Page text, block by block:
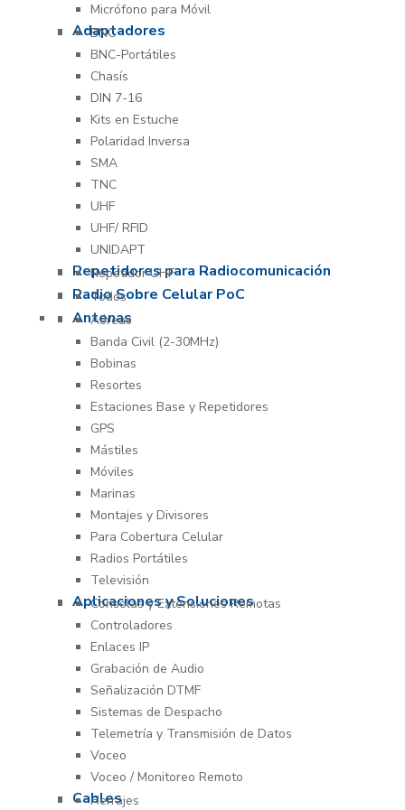
Micrófono para Móvil
Adaptadores
BNC
BNC-Portátiles
Chasís
DIN 7-16
Kits en Estuche
Polaridad Inversa
SMA
TNC
UHF
UHF/ RFID
UNIDAPT
Repetidores para Radiocomunicación
Repetidor UHF
Radio Sobre Celular PoC
Todos
Antenas
Aéreas
Banda Civil (2-30MHz)
Bobinas
Resortes
Estaciones Base y Repetidores
GPS
Mástiles
Móviles
Marinas
Montajes y Divisores
Para Cobertura Celular
Radios Portátiles
Televisión
Aplicaciones y Soluciones
Consolas y Extensiones Remotas
Controladores
Enlaces IP
Grabación de Audio
Señalización DTMF
Sistemas de Despacho
Telemetría y Transmisión de Datos
Voceo
Voceo / Monitoreo Remoto
Cables
Herrajes